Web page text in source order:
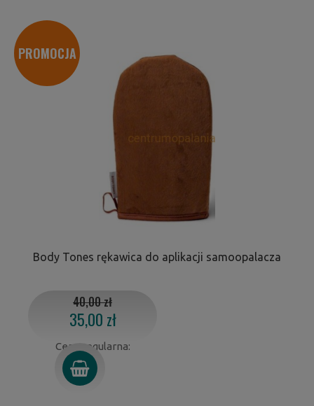
Body Tones rękawica do aplikacji samoopalacza
35,00 zł
Cena regularna:
40,00 zł
PROMOCJA